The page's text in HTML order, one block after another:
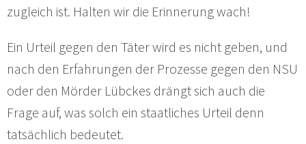
zugleich ist. Halten wir die Erinnerung wach!
Ein Urteil gegen den Täter wird es nicht geben, und
nach den Erfahrungen der Prozesse gegen den NSU
oder den Mörder Lübckes drängt sich auch die
Frage auf, was solch ein staatliches Urteil denn
tatsächlich bedeutet.